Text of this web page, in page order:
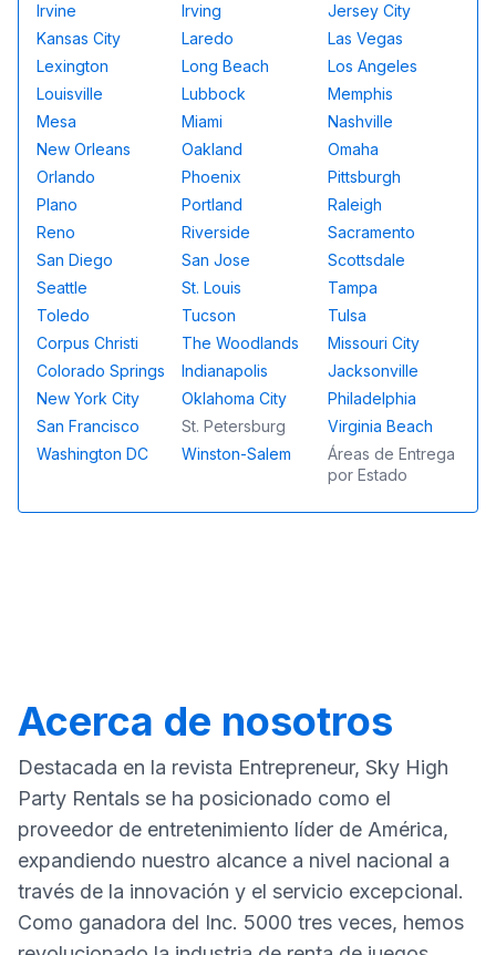
Irvine Irving
Jersey City
Kansas City
Laredo
Las Vegas
Lexington
Long Beach
Los Angeles
Louisville
Lubbock
Memphis
Mesa
Miami
Nashville
New Orleans
Oakland
Omaha
Orlando
Phoenix
Pittsburgh
Plano
Portland
Raleigh
Reno
Riverside
Sacramento
San Diego
San Jose
Scottsdale
Seattle
St. Louis
Tampa
Toledo
Tucson
Tulsa
Corpus Christi
The Woodlands
Missouri City
Colorado Springs
Indianapolis
Jacksonville
New York City
Oklahoma City
Philadelphia
San Francisco
St. Petersburg
Virginia Beach
Washington DC
Winston-Salem
Áreas de Entrega
por Estado
Acerca de nosotros
Destacada en la revista Entrepreneur, Sky High
Party Rentals se ha posicionado como el
proveedor de entretenimiento líder de América,
expandiendo nuestro alcance a nivel nacional a
través de la innovación y el servicio excepcional.
Como ganadora del Inc. 5000 tres veces, hemos